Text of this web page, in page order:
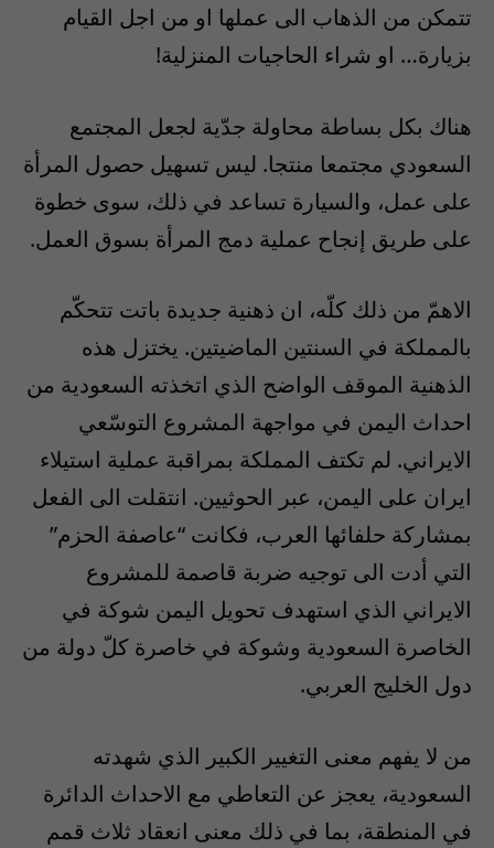
تتمكن من الذهاب الى عملها او من اجل القيام
بزيارة… او شراء الحاجيات المنزلية!
هناك بكل بساطة محاولة جدّية لجعل المجتمع
السعودي مجتمعا منتجا. ليس تسهيل حصول المرأة
على عمل، والسيارة تساعد في ذلك، سوى خطوة
على طريق إنجاح عملية دمج المرأة بسوق العمل.
الاهمّ من ذلك كلّه، ان ذهنية جديدة باتت تتحكّم
بالمملكة في السنتين الماضيتين. يختزل هذه
الذهنية الموقف الواضح الذي اتخذته السعودية من
احداث اليمن في مواجهة المشروع التوسّعي
الايراني. لم تكتف المملكة بمراقبة عملية استيلاء
ايران على اليمن، عبر الحوثيين. انتقلت الى الفعل
بمشاركة حلفائها العرب، فكانت “عاصفة الحزم”
التي أدت الى توجيه ضربة قاصمة للمشروع
الايراني الذي استهدف تحويل اليمن شوكة في
الخاصرة السعودية وشوكة في خاصرة كلّ دولة من
دول الخليج العربي.
من لا يفهم معنى التغيير الكبير الذي شهدته
السعودية، يعجز عن التعاطي مع الاحداث الدائرة
في المنطقة، بما في ذلك معنى انعقاد ثلاث قمم